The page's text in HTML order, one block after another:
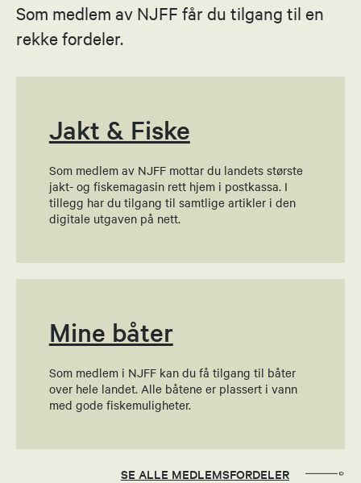
Knut Norman Solnes
Send epost
Gunnar Oddmund Nerdal
Kontaktperson
Send epost
Som medlem av NJFF får du tilgang til en
rekke fordeler.
Jakt & Fiske
Som medlem av NJFF mottar du landets største
jakt- og fiskemagasin rett hjem i postkassa. I
tillegg har du tilgang til samtlige artikler i den
digitale utgaven på nett.
Mine båter
Som medlem i NJFF kan du få tilgang til båter
over hele landet. Alle båtene er plassert i vann
med gode fiskemuligheter.
SE ALLE MEDLEMSFORDELER